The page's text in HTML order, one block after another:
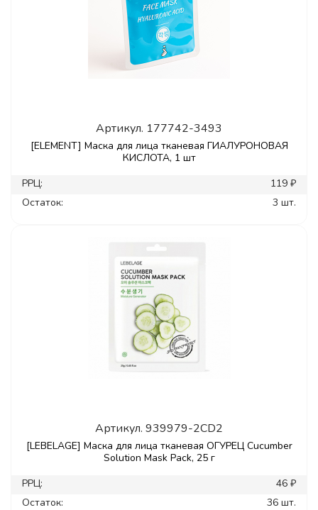
Артикул. 177742-3493
[ELEMENT] Маска для лица тканевая ГИАЛУРОНОВАЯ
КИСЛОТА, 1 шт
РРЦ:
119 ₽
Остаток:
3 шт.
Артикул. 939979-2CD2
[LEBELAGE] Маска для лица тканевая ОГУРЕЦ Cucumber
Solution Mask Pack, 25 г
РРЦ:
46 ₽
Остаток:
36 шт.